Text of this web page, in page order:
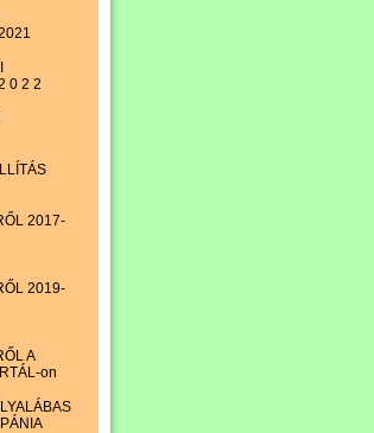
0 2 2
2017-
2019-
A
on